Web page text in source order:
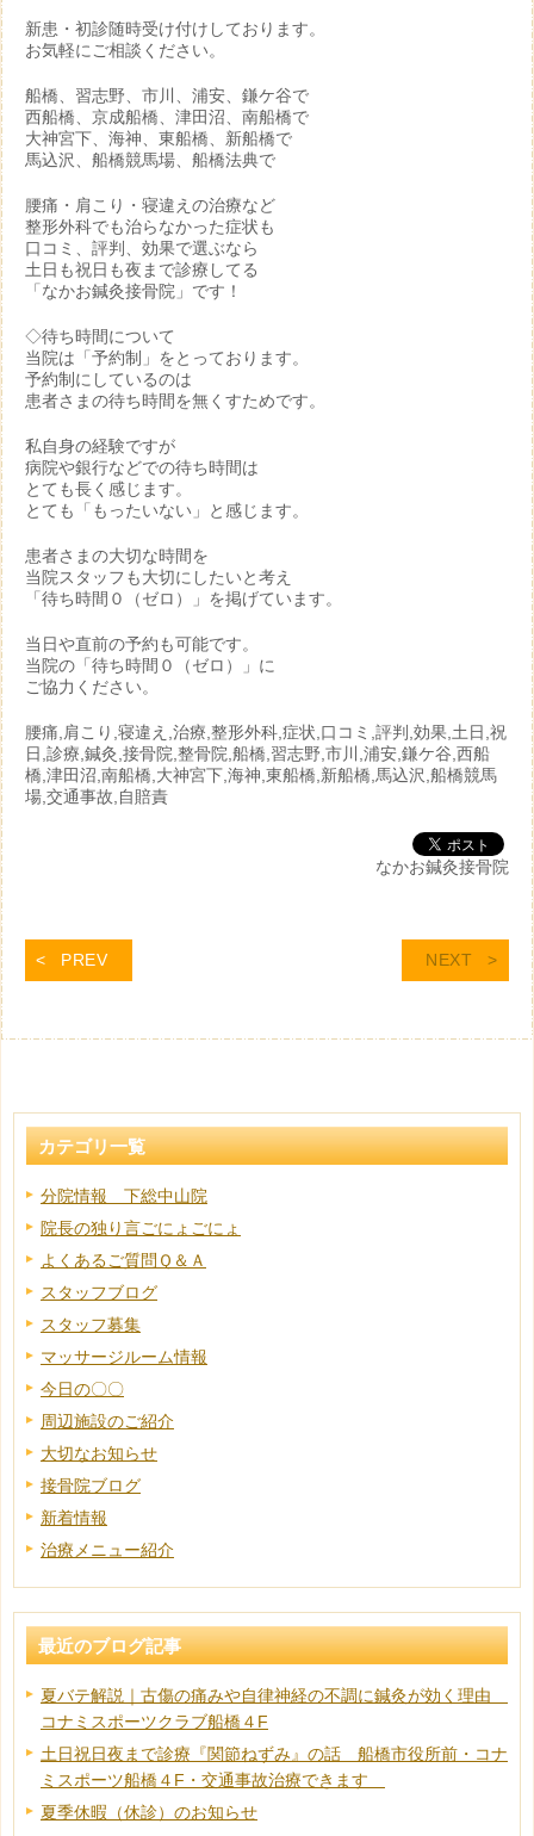
新患・初診随時受け付けしております。
お気軽にご相談ください。
船橋、習志野、市川、浦安、鎌ケ谷で
西船橋、京成船橋、津田沼、南船橋で
大神宮下、海神、東船橋、新船橋で
馬込沢、船橋競馬場、船橋法典で
腰痛・肩こり・寝違えの治療など
整形外科でも治らなかった症状も
口コミ、評判、効果で選ぶなら
土日も祝日も夜まで診療してる
「なかお鍼灸接骨院」です！
◇待ち時間について
当院は「予約制」をとっております。
予約制にしているのは
患者さまの待ち時間を無くすためです。
私自身の経験ですが
病院や銀行などでの待ち時間は
とても長く感じます。
とても「もったいない」と感じます。
患者さまの大切な時間を
当院スタッフも大切にしたいと考え
「待ち時間０（ゼロ）」を掲げています。
当日や直前の予約も可能です。
当院の「待ち時間０（ゼロ）」に
ご協力ください。
腰痛,肩こり,寝違え,治療,整形外科,症状,口コミ,評判,効果,土日,祝
日,診療,鍼灸,接骨院,整骨院,船橋,習志野,市川,浦安,鎌ケ谷,西船
橋,津田沼,南船橋,大神宮下,海神,東船橋,新船橋,馬込沢,船橋競馬
場,交通事故,自賠責
なかお鍼灸接骨院
PREV NEXT
カテゴリ一覧
分院情報 下総中山院
院長の独り言ごにょごにょ
よくあるご質問Ｑ＆Ａ
スタッフブログ
スタッフ募集
マッサージルーム情報
今日の〇〇
周辺施設のご紹介
大切なお知らせ
接骨院ブログ
新着情報
治療メニュー紹介
最近のブログ記事
夏バテ解説｜古傷の痛みや自律神経の不調に鍼灸が効く理由
コナミスポーツクラブ船橋４F
土日祝日夜まで診療『関節ねずみ』の話 船橋市役所前・コナ
ミスポーツ船橋４F・交通事故治療できます
夏季休暇（休診）のお知らせ